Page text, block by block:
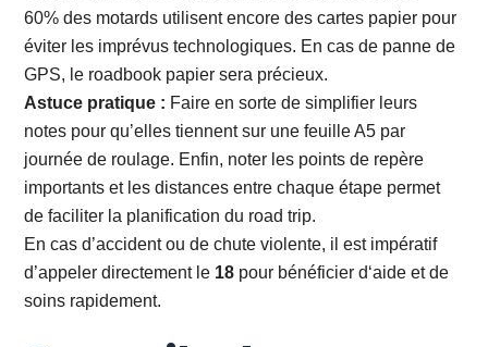
60% des motards utilisent encore des cartes papier pour
éviter les imprévus technologiques. En cas de panne de
GPS, le roadbook papier sera précieux.
Astuce pratique : Faire en sorte de simplifier leurs
notes pour qu’elles tiennent sur une feuille A5 par
journée de roulage. Enfin, noter les points de repère
importants et les distances entre chaque étape permet
de faciliter la planification du road trip.
En cas d’accident ou de chute violente, il est impératif
d’appeler directement le 18 pour bénéficier d‘aide et de
soins rapidement.